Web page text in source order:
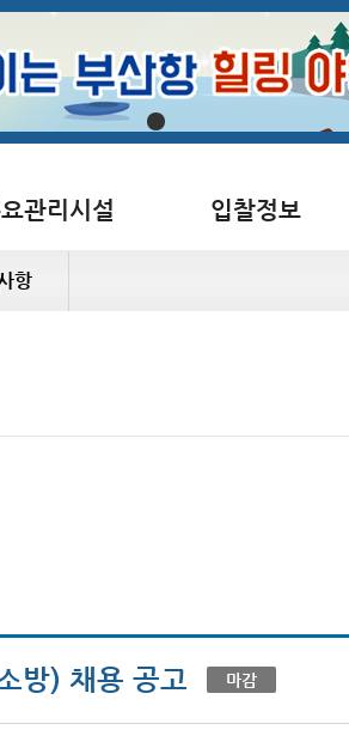
관리시설 입찰정보
항
방) 채용 공고 마감